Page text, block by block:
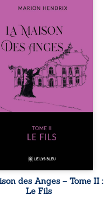
sommes en 1979, soit 15
Anatole-Eustache.
devra affronter non
un inconnu qui rôde
du domaine et dont
le fidèle majordome,
les visites, le passé
d’Anatole-
la malédiction
mais aussi la toute-
de Gauthier. Mais
dompter cet enfant
avant qu’il ...
des Anges – Tome II :
Le Fils